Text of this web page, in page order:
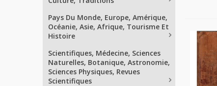
Pays Du Monde, Europe, Amérique,
Océanie, Asie, Afrique, Tourisme Et
Histoire
Scientifiques, Médecine, Sciences
Naturelles, Botanique, Astronomie,
Sciences Physiques, Revues
Scientifiques